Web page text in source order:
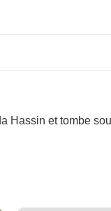
Hassin et tombe